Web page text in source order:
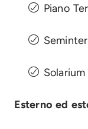
Piano
Solarium
Esterno ed